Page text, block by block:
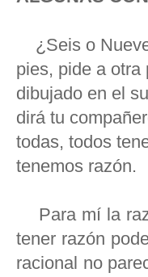
¿Seis o
pies, pide a otra
dibujado en el
dirá tu
todas, todos
tenemos razón.
Para mí la
tener razón
racional no